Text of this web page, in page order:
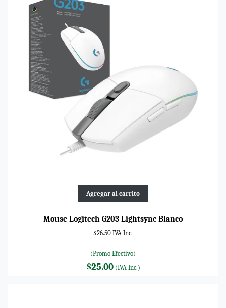
Agregar al carrito
Mouse Logitech G203 Lightsync Blanco
$26.50 IVA Inc.
---------------------------
(Promo Efectivo)
$25.00(IVA Inc.)